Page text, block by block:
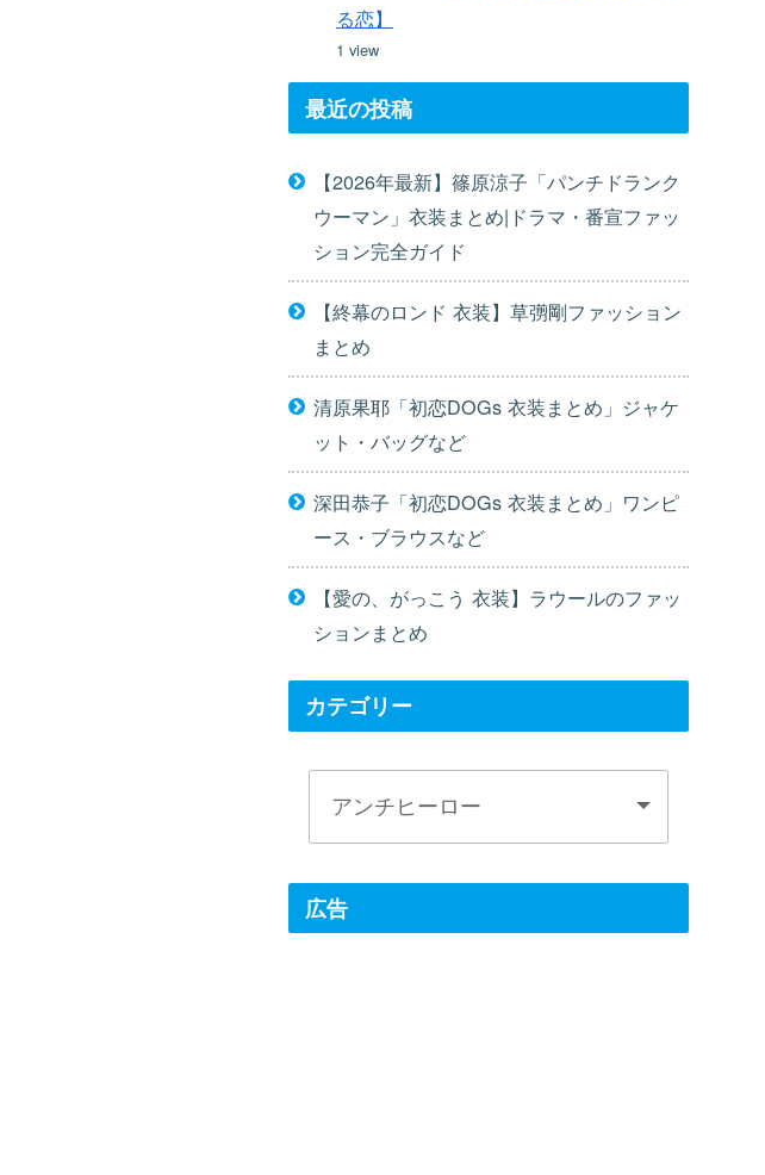
る恋】
1 view
最近の投稿
【2026年最新】篠原涼子「パンチドランク
ウーマン」衣装まとめ|ドラマ・番宣ファッ
ション完全ガイド
【終幕のロンド 衣装】草彅剛ファッション
まとめ
清原果耶「初恋DOGs 衣装まとめ」ジャケ
ット・バッグなど
深田恭子「初恋DOGs 衣装まとめ」ワンピ
ース・ブラウスなど
【愛の、がっこう 衣装】ラウールのファッ
ションまとめ
カテゴリー
広告